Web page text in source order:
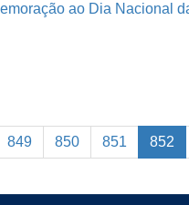
ao Dia Nacional
849 850 851 852